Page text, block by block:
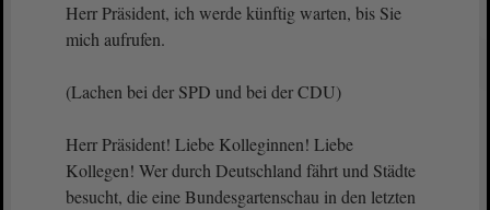
Herr Präsident, ich werde künftig warten, bis Sie
mich aufrufen.
(Lachen bei der SPD und bei der CDU)
Herr Präsident! Liebe Kolleginnen! Liebe
Kollegen! Wer durch Deutschland fährt und Städte
besucht, die eine Bundesgartenschau in den letzten